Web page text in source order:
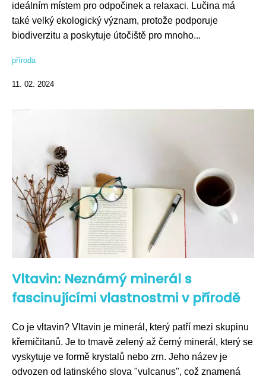
ideálním místem pro odpočinek a relaxaci. Lučina má
také velký ekologický význam, protože podporuje
biodiverzitu a poskytuje útočiště pro mnoho...
příroda
11. 02. 2024
Vltavin: Neznámý minerál s
fascinujícími vlastnostmi v přírodě
Co je vltavin? Vltavin je minerál, který patří mezi skupinu
křemičitanů. Je to tmavě zelený až černý minerál, který se
vyskytuje ve formě krystalů nebo zrn. Jeho název je
odvozen od latinského slova "vulcanus", což znamená